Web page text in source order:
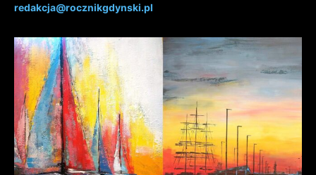
redakcja@rocznikgdynski.pl